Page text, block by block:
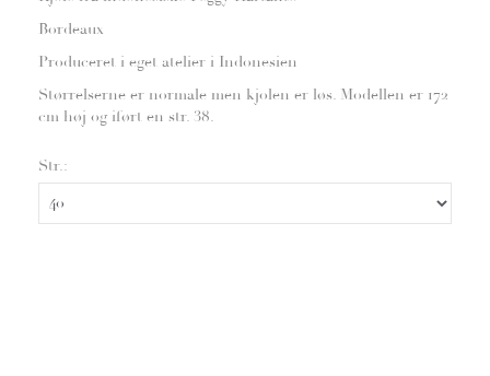
Bordeaux
Produceret i eget atelier i Indonesien
Størrelserne er normale men kjolen er løs. Modellen er 172
cm høj og iført en str. 38.
Str.: